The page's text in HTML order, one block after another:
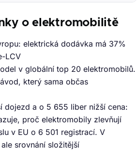
o elektromobilitě
elektrická dodávka má 37%
LCV
v globální top 20 elektromobilů.
který sama občas
dojezd a o 5 655 liber nižší cena:
proč elektromobily zlevňují
v EU o 6 501 registrací. V
srovnání složitější